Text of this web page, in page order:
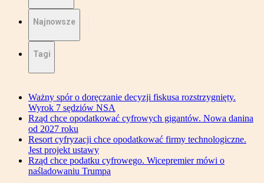
Najnowsze
Tagi
Ważny spór o doręczanie decyzji fiskusa rozstrzygnięty.
Wyrok 7 sędziów NSA
Rząd chce opodatkować cyfrowych gigantów. Nowa danina
od 2027 roku
Resort cyfryzacji chce opodatkować firmy technologiczne.
Jest projekt ustawy
Rząd chce podatku cyfrowego. Wicepremier mówi o
naśladowaniu Trumpa